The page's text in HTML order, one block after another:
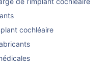
cochléaire